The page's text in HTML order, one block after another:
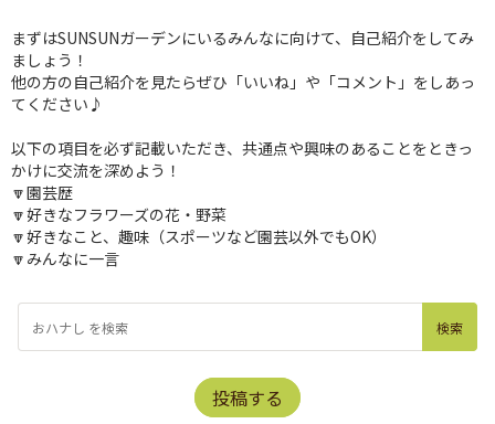
まずはSUNSUNガーデンにいるみんなに向けて、自己紹介をしてみ
ましょう！
他の方の自己紹介を見たらぜひ「いいね」や「コメント」をしあっ
てください♪
以下の項目を必ず記載いただき、共通点や興味のあることをときっ
かけに交流を深めよう！
🔽園芸歴
🔽好きなフラワーズの花・野菜
🔽好きなこと、趣味（スポーツなど園芸以外でもOK）
🔽みんなに一言
投稿する